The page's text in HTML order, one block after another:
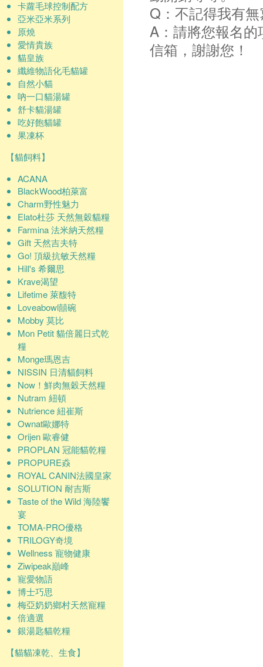
卡蘿毛球控制配方
亞米亞米系列
原燒
愛情貴族
貓皇族
纖維物語化毛貓罐
自然小貓
吶一口貓湯罐
舒卡貓湯罐
吃好飽貓罐
果凍杯
【貓飼料】
ACANA
BlackWood柏萊富
Charm野性魅力
Elato杜莎 天然無穀貓糧
Farmina 法米納天然糧
Gift 天然吉夫特
Go! 頂級抗敏天然糧
Hill's 希爾思
Krave渴望
Lifetime 萊馥特
Loveabowl囍碗
Mobby 莫比
Mon Petit 貓倍麗日式乾
糧
Monge瑪恩吉
NISSIN 日清貓飼料
Now！鮮肉無穀天然糧
Nutram 紐頓
Nutrience 紐崔斯
Ownat歐娜特
Orijen 歐睿健
PROPLAN 冠能貓乾糧
PROPURE猋
ROYAL CANIN法國皇家
SOLUTION 耐吉斯
Taste of the Wild 海陸饗
宴
TOMA-PRO優格
TRILOGY奇境
Wellness 寵物健康
Ziwipeak巔峰
寵愛物語
博士巧思
梅亞奶奶鄉村天然寵糧
倍適選
銀湯匙貓乾糧
【貓貓凍乾、生食】
Q：不記得我有
A：請將您報名
信箱，謝謝您！